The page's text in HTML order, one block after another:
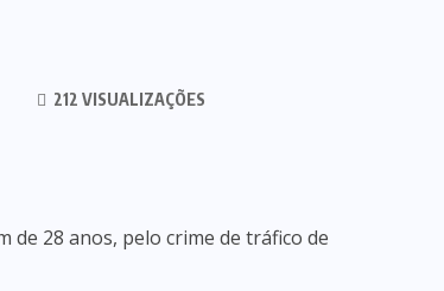
212 VISUALIZAÇÕES
de 28 anos, pelo crime de tráfico de